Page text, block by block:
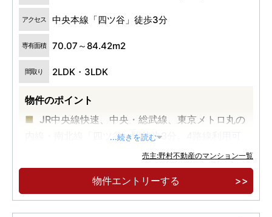
アクセス 中央本線「四ツ谷」徒歩3分
専有面積 70.07～84.42m2
間取り 2LDK・3LDK
物件のポイント
JR中央線快速、中央・総武線、東京メトロ丸の
内線・南北線「四ツ谷」駅徒歩3分。4路線利用可
全邸南向きの全38邸。天高2.6m以上の開放感
と緑を見渡す豊かな眺望を享受。
...続きを読む
売主:野村不動産のマンション一覧
物件エントリーする